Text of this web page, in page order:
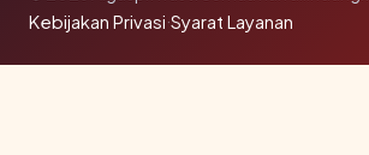
Kebijakan Privasi·Syarat Layanan